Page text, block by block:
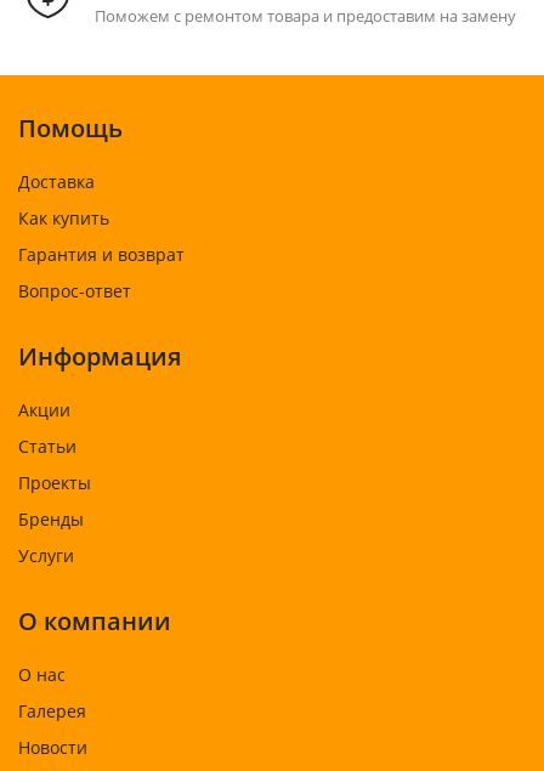
Поможем с ремонтом товара и предоставим на замену
Помощь
Доставка
Как купить
Гарантия и возврат
Вопрос-ответ
Информация
Акции
Статьи
Проекты
Бренды
Услуги
О компании
О нас
Галерея
Новости